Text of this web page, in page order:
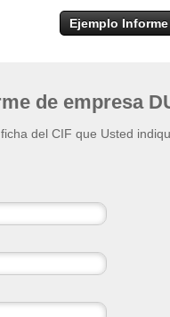
Ejemplo Informe
de empresa
del CIF que Usted